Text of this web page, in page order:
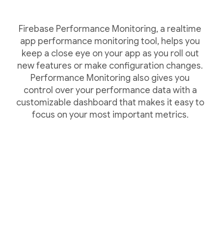
Firebase Performance Monitoring, a realtime
app performance monitoring tool, helps you
keep a close eye on your app as you roll out
new features or make configuration changes.
Performance Monitoring also gives you
control over your performance data with a
customizable dashboard that makes it easy to
focus on your most important metrics.